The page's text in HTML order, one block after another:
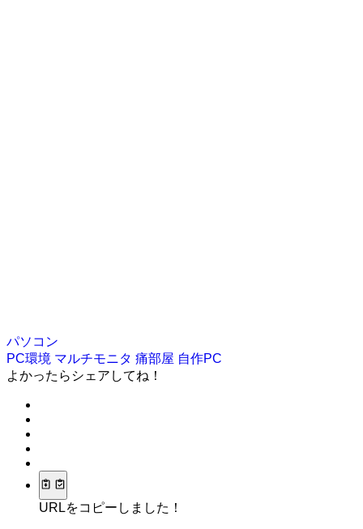
パソコン
PC環境 マルチモニタ 痛部屋 自作PC
よかったらシェアしてね！
URLをコピーしました！